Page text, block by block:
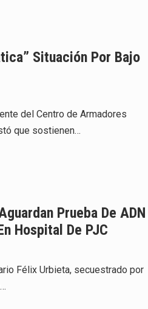
Situación Por Bajo
del Centro de Armadores
que sostienen…
Prueba De ADN
Hospital De PJC
Félix Urbieta, secuestrado por